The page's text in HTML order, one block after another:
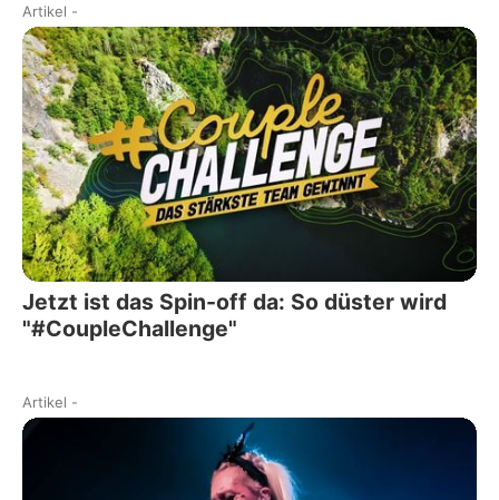
Artikel -
Jetzt ist das Spin-off da: So düster wird
"#CoupleChallenge"
Artikel -